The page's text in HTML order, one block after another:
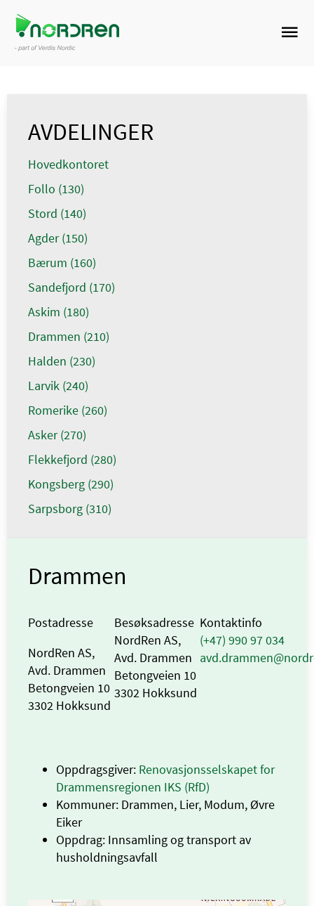
AVDELINGER
Hovedkontoret
Follo (130)
Stord (140)
Agder (150)
Bærum (160)
Sandefjord (170)
Askim (180)
Drammen (210)
Halden (230)
Larvik (240)
Romerike (260)
Asker (270)
Flekkefjord (280)
Kongsberg (290)
Sarpsborg (310)
Drammen
Postadresse
NordRen AS,
Avd. Drammen
Betongveien 10
3302 Hokksund
Besøksadresse
NordRen AS,
Avd. Drammen
Betongveien 10
3302 Hokksund
Kontaktinfo
(+47) 990 97 034
Oppdragsgiver: Renovasjonsselskapet for
Drammensregionen IKS (RfD)
Kommuner: Drammen, Lier, Modum, Øvre
Eiker
Oppdrag: Innsamling og transport av
husholdningsavfall